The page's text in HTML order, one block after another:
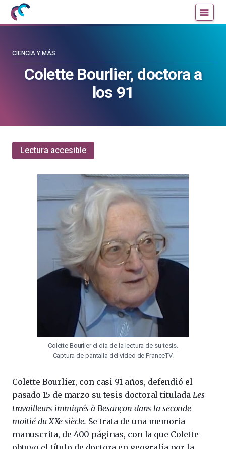
Mujeres
con
la
blog
la
Colette Bourlier, doctora a
los 91
CIENCIA Y MÁS
Lectura accesible
Colette Bourlier el día de la lectura de su tesis.
Captura de pantalla del video de FranceTV.
Colette Bourlier, con casi 91 años, defendió el
pasado 15 de marzo su tesis doctoral titulada Les
travailleurs immigrés à Besançon dans la seconde
moitié du XXe siècle. Se trata de una memoria
manuscrita, de 400 páginas, con la que Colette